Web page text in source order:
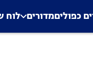
Application error: a
. כפוליםמדורים לוח